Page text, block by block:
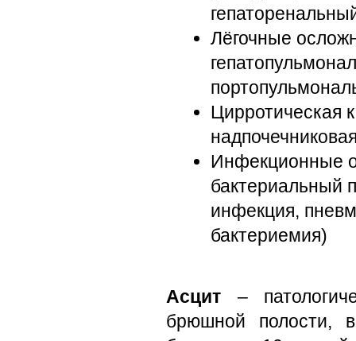
Лёгочные
Цирротическая
Инфекционные
бактериальный
инфекция,
бактериемия)
Асцит –
брюшной полости,